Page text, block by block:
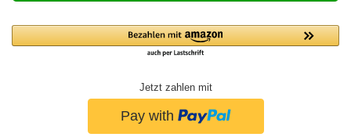
Jetzt zahlen mit